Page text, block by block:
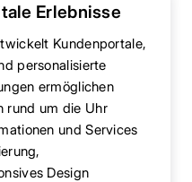
Erlebnisse
Kundenportale,
personalisierte
ermöglichen
rund um die Uhr
und Services
Design